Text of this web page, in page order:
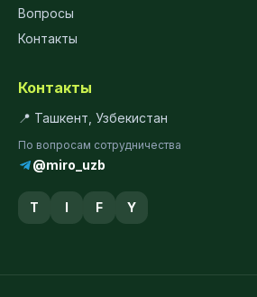
Вопросы
Контакты
Контакты
📍 Ташкент, Узбекистан
По вопросам сотрудничества
@miro_uzb
T I F Y